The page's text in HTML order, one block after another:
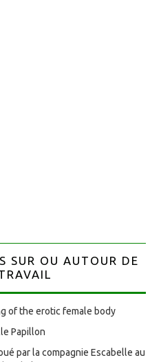
SUR OU AUTOUR DE
of the erotic female body
Papillon
par la compagnie Escabelle au